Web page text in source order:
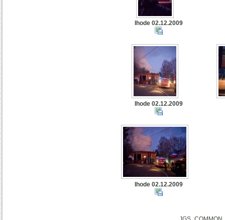
Ihode 02.12.2009
Ihode 02.12.2009
Ihode 02.12.2009